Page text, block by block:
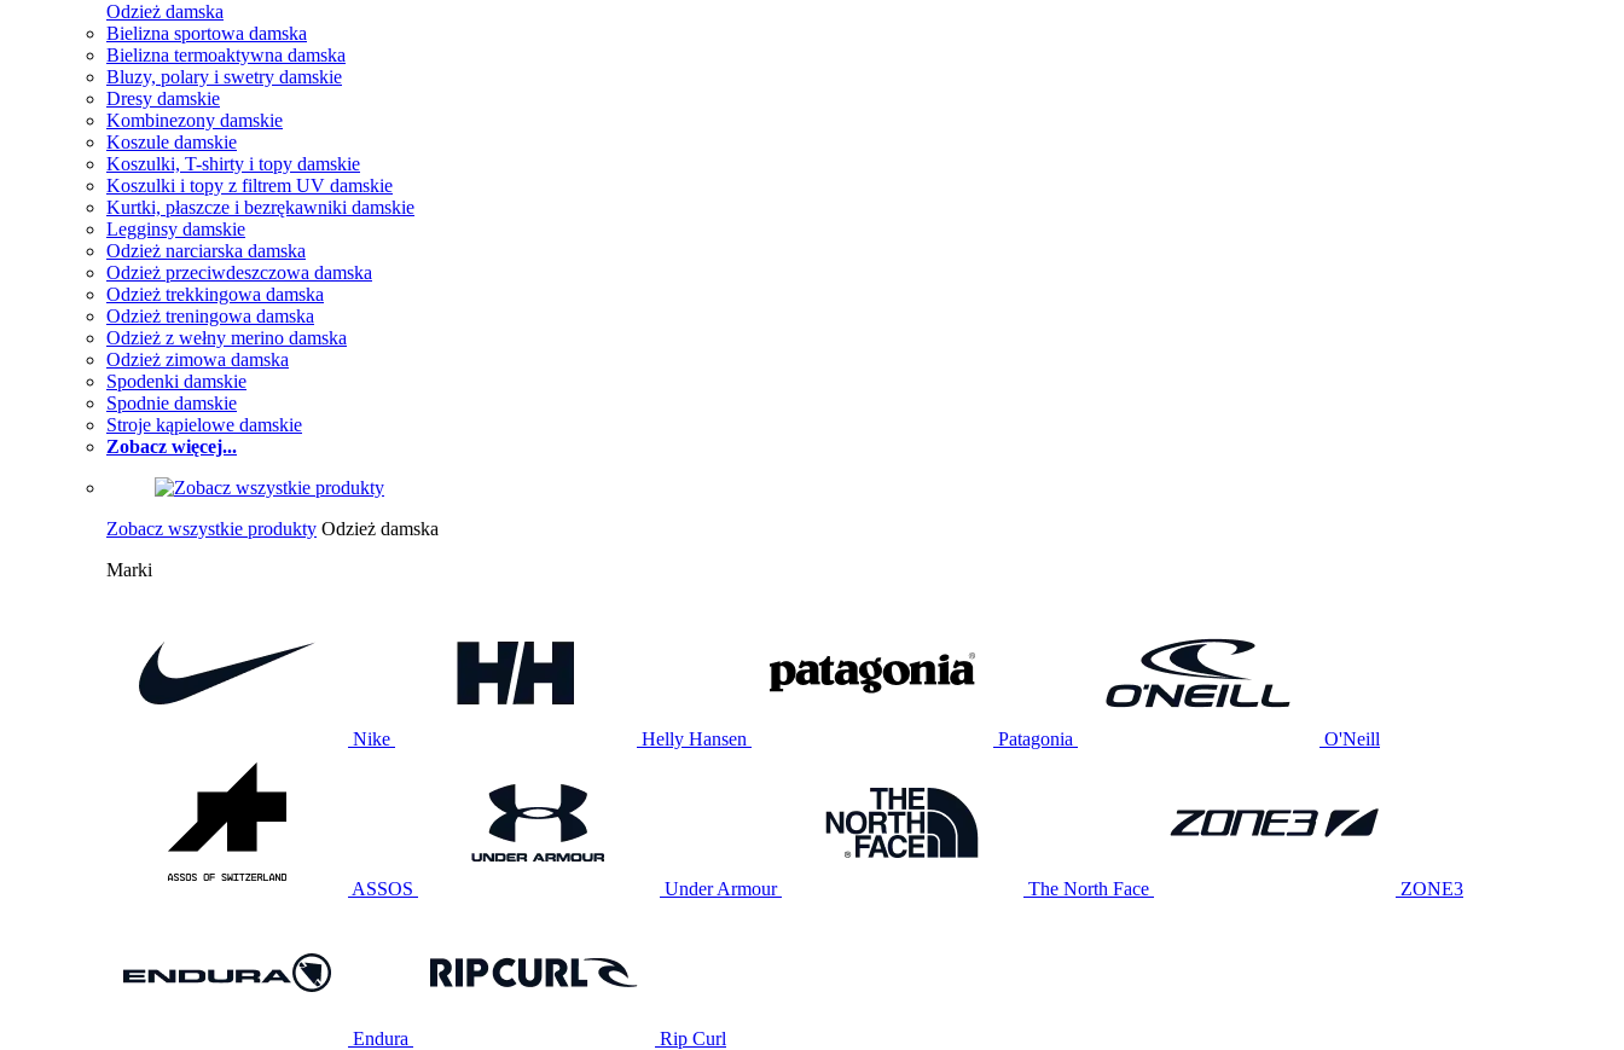
Odzież damska
Bielizna sportowa damska
Bielizna termoaktywna damska
Bluzy, polary i swetry damskie
Dresy damskie
Kombinezony damskie
Koszule damskie
Koszulki, T-shirty i topy damskie
Koszulki i topy z filtrem UV damskie
Kurtki, płaszcze i bezrękawniki damskie
Legginsy damskie
Odzież narciarska damska
Odzież przeciwdeszczowa damska
Odzież trekkingowa damska
Odzież treningowa damska
Odzież z wełny merino damska
Odzież zimowa damska
Spodenki damskie
Spodnie damskie
Stroje kąpielowe damskie
Zobacz więcej...
Zobacz wszystkie produkty Odzież damska
Marki
Nike Helly Hansen Patagonia O'Neill
ASSOS Under Armour The North Face ZONE3
Endura Rip Curl